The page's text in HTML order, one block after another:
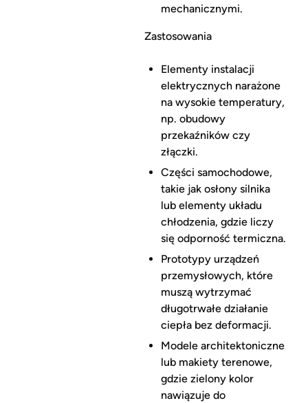
mechanicznymi.
Zastosowania
Elementy instalacji
elektrycznych narażone
na wysokie temperatury,
np. obudowy
przekaźników czy
złączki.
Części samochodowe,
takie jak osłony silnika
lub elementy układu
chłodzenia, gdzie liczy
się odporność termiczna.
Prototypy urządzeń
przemysłowych, które
muszą wytrzymać
długotrwałe działanie
ciepła bez deformacji.
Modele architektoniczne
lub makiety terenowe,
gdzie zielony kolor
nawiązuje do